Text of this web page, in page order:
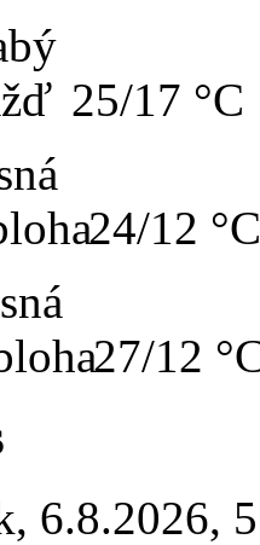
25/17 °C
24/12 °C
27/12
, 6.8.2026,